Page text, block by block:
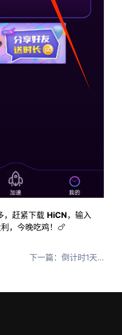
，赶紧下载 HiCN，输入
，今晚吃鸡！🍗
下一篇：倒计时1天！明日方舟：终末地明日公测！海外玩国服回国加速器推荐